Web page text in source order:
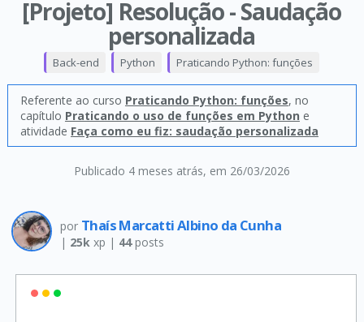
[Projeto] Resolução - Saudação
personalizada
Publicado 4 meses atrás, em 26/03/2026
Back-end Python Praticando Python: funções
Referente ao curso Praticando Python: funções, no
capítulo Praticando o uso de funções em Python e
atividade Faça como eu fiz: saudação personalizada
por Thaís Marcatti Albino da Cunha
| 25kxp | 44posts